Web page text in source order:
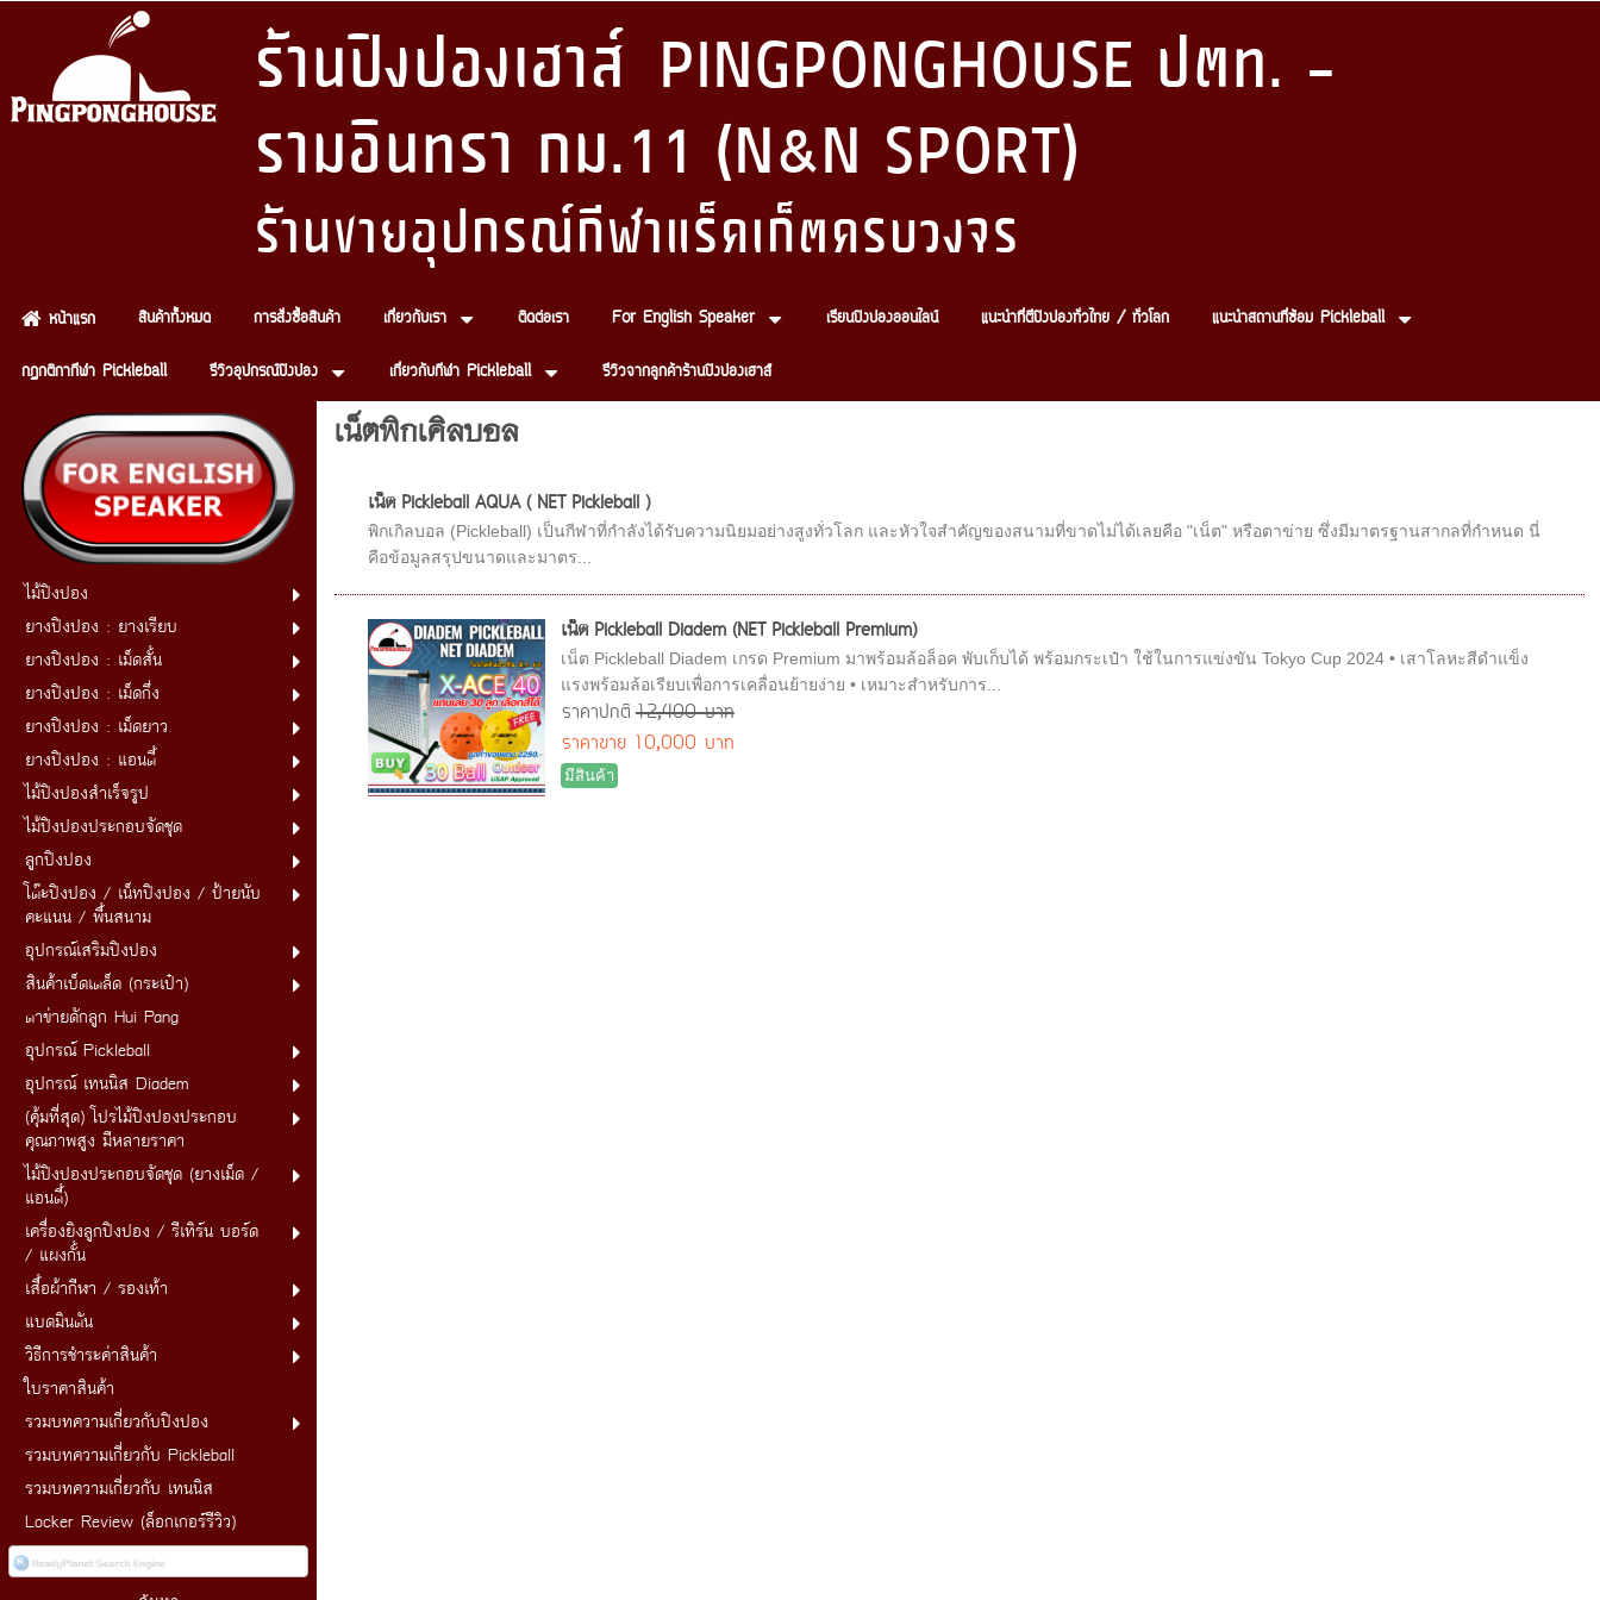
ร้านปิงปองเฮาส์ PINGPONGHOUSE ปตท. -
รามอินทรา กม.11 (N&N SPORT)
ร้านขายอุปกรณ์กีฬาแร็คเก็ตครบวงจร
หน้าแรก สินค้าทั้งหมด การสั่งซื้อสินค้า เกี่ยวกับเรา ติดต่อเรา For English Speaker เรียนปิงปองออนไลน์ แนะนำที่ตีปิงปองทั่วไทย / ทั่วโลก แนะนำสถานที่ซ้อม Pickleball
กฏกติกากีฬา Pickleball รีวิวอุปกรณ์ปิงปอง เกี่ยวกับกีฬา Pickleball รีวิวจากลูกค้าร้านปิงปองเฮาส์
ไม้ปิงปอง
ยางปิงปอง : ยางเรียบ
ยางปิงปอง : เม็ดสั้น
ยางปิงปอง : เม็ดกึ่ง
ยางปิงปอง : เม็ดยาว
ยางปิงปอง : แอนตี้
ไม้ปิงปองสำเร็จรูป
ไม้ปิงปองประกอบจัดชุด
ลูกปิงปอง
โต๊ะปิงปอง / เน็ทปิงปอง / ป้ายนับ
คะแนน / พื้นสนาม
อุปกรณ์เสริมปิงปอง
สินค้าเบ็ดเตล็ด (กระเป๋า)
ตาข่ายดักลูก Hui Pang
อุปกรณ์ Pickleball
อุปกรณ์ เทนนิส Diadem
(คุ้มที่สุด) โปรไม้ปิงปองประกอบ
คุณภาพสูง มีหลายราคา
ไม้ปิงปองประกอบจัดชุด (ยางเม็ด /
แอนตี้)
เครื่องยิงลูกปิงปอง / รีเทิร์น บอร์ด
/ แผงกั้น
เสื้อผ้ากีฬา / รองเท้า
แบดมินตัน
วิธีการชำระค่าสินค้า
ใบราคาสินค้า
รวมบทความเกี่ยวกับปิงปอง
รวมบทความเกี่ยวกับ Pickleball
รวมบทความเกี่ยวกับ เทนนิส
Locker Review (ล็อกเกอร์รีวิว)
เน็ตพิกเคิลบอล
เน็ต Pickleball AQUA ( NET Pickleball )
พิกเกิลบอล (Pickleball) เป็นกีฬาที่กำลังได้รับความนิยมอย่างสูงทั่วโลก และหัวใจสำคัญของสนามที่ขาดไม่ได้เลยคือ "เน็ต" หรือตาข่าย ซึ่งมีมาตรฐานสากลที่กำหนด นี่
คือข้อมูลสรุปขนาดและมาตร...
เน็ต Pickleball Diadem (NET Pickleball Premium)
เน็ต Pickleball Diadem เกรด Premium มาพร้อมล้อล็อค พับเก็บได้ พร้อมกระเป๋า ใช้ในการแข่งขัน Tokyo Cup 2024 • เสาโลหะสีดำแข็ง
แรงพร้อมล้อเรียบเพื่อการเคลื่อนย้ายง่าย • เหมาะสำหรับการ...
ราคาปกติ12,400 บาท
ราคาขาย 10,000 บาท
มีสินค้า